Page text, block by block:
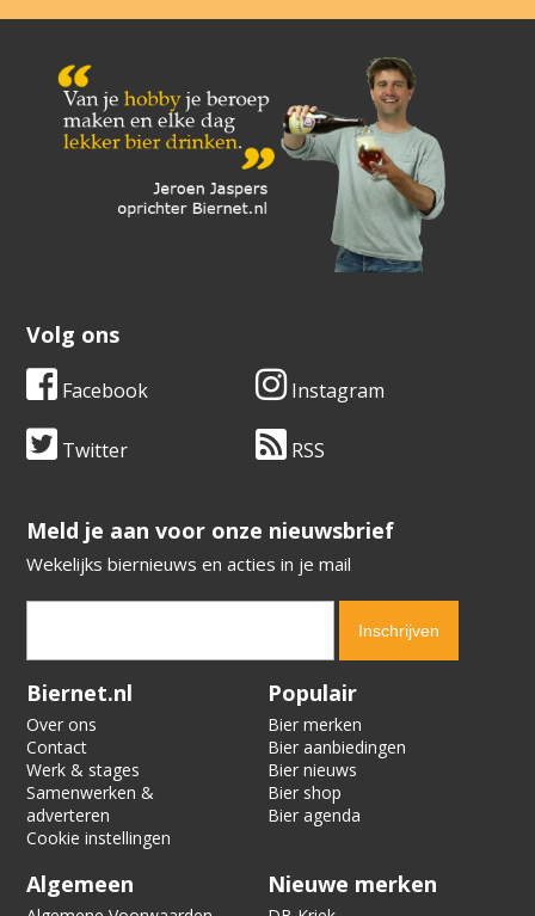
Volg ons
Facebook Instagram
Twitter RSS
​​​​​​​Meld je aan voor onze nieuwsbrief
Wekelijks biernieuws en acties in je mail
Verification code:
Biernet.nl
Over ons
Contact
Werk & stages
Samenwerken &
adverteren
Cookie instellingen
Populair
Bier merken
Bier aanbiedingen
Bier nieuws
Bier shop
Bier agenda
Algemeen Nieuwe merken